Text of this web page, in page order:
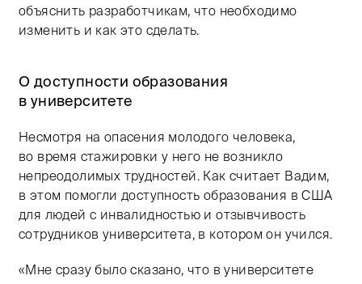
объяснить разработчикам, что необходимо
изменить и как это сделать.
О доступности образования
в университете
Несмотря на опасения молодого человека,
во время стажировки у него не возникло
непреодолимых трудностей. Как считает Вадим,
в этом помогли доступность образования в США
для людей с инвалидностью и отзывчивость
сотрудников университета, в котором он учился.
«Мне сразу было сказано, что в университете